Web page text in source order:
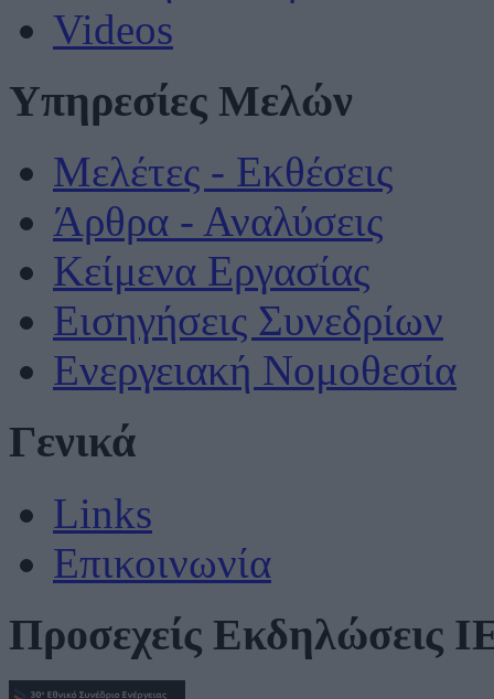
Videos
Υπηρεσίες Μελών
Μελέτες - Εκθέσεις
Άρθρα - Αναλύσεις
Κείμενα Εργασίας
Εισηγήσεις Συνεδρίων
Ενεργειακή Νομοθεσία
Γενικά
Links
Επικοινωνία
Προσεχείς Εκδηλώσεις